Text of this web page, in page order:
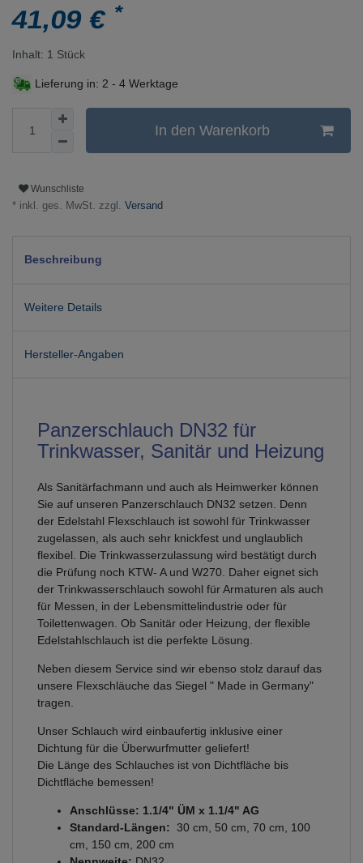
41,09 €*
Inhalt: 1 Stück
Lieferung in: 2 - 4 Werktage
In den Warenkorb
Wunschliste
* inkl. ges. MwSt. zzgl. Versand
Beschreibung
Weitere Details
Hersteller-Angaben
Panzerschlauch DN32 für
Trinkwasser, Sanitär und Heizung
Als Sanitärfachmann und auch als Heimwerker können
Sie auf unseren Panzerschlauch DN32 setzen. Denn
der Edelstahl Flexschlauch ist sowohl für Trinkwasser
zugelassen, als auch sehr knickfest und unglaublich
flexibel. Die Trinkwasserzulassung wird bestätigt durch
die Prüfung noch KTW- A und W270. Daher eignet sich
der Trinkwasserschlauch sowohl für Armaturen als auch
für Messen, in der Lebensmittelindustrie oder für
Toilettenwagen. Ob Sanitär oder Heizung, der flexible
Edelstahlschlauch ist die perfekte Lösung.
Neben diesem Service sind wir ebenso stolz darauf das
unsere Flexschläuche das Siegel " Made in Germany"
tragen.
Unser Schlauch wird einbaufertig inklusive einer
Dichtung für die Überwurfmutter geliefert!
Die Länge des Schlauches ist von Dichtfläche bis
Dichtfläche bemessen!
Anschlüsse: 1.1/4" ÜM x 1.1/4" AG
Standard-Längen: 30 cm, 50 cm, 70 cm, 100
cm, 150 cm, 200 cm